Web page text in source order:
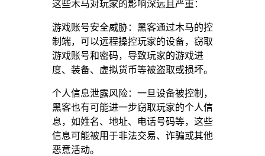
这些木马对玩家的影响深远且严重：
游戏账号安全威胁：黑客通过木马的控
制端，可以远程操控玩家的设备，窃取
游戏账号和密码，导致玩家的游戏进
度、装备、虚拟货币等被盗取或损坏。
个人信息泄露风险：一旦设备被控制，
黑客也有可能进一步窃取玩家的个人信
息，如姓名、地址、电话号码等，这些
信息可能被用于非法交易、诈骗或其他
恶意活动。